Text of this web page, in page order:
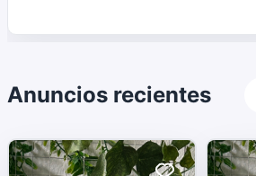
Anuncios recientes